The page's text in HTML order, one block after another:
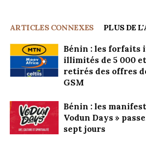
ARTICLES CONNEXES PLUS DE
Bénin : les forfaits
illimités de 5 000 et
retirés des offres
GSM
Bénin : les
Vodun Days »
sept jours